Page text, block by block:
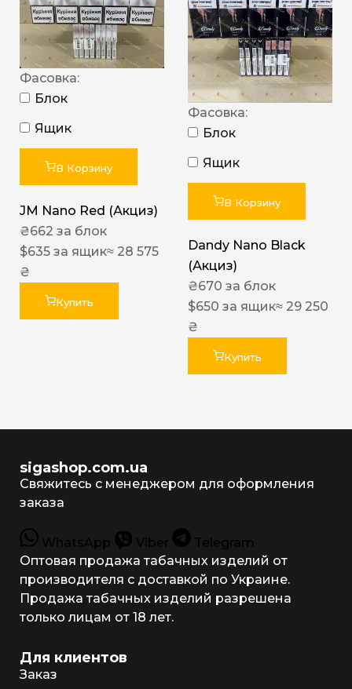
Фасовка:
Блок
Ящик
В Корзину
JM Nano Red (Акциз)
₴662 за блок
$635 за ящик≈ 28 575
₴
Купить
Фасовка:
Блок
Ящик
В Корзину
Dandy Nano Black
(Акциз)
₴670 за блок
$650 за ящик≈ 29 250
₴
Купить
sigashop.com.ua
Свяжитесь с менеджером для оформления
заказа
WhatsApp Viber
Telegram
Оптовая продажа табачных изделий от
производителя с доставкой по Украине.
Продажа табачных изделий разрешена
только лицам от 18 лет.
Для клиентов
Заказ